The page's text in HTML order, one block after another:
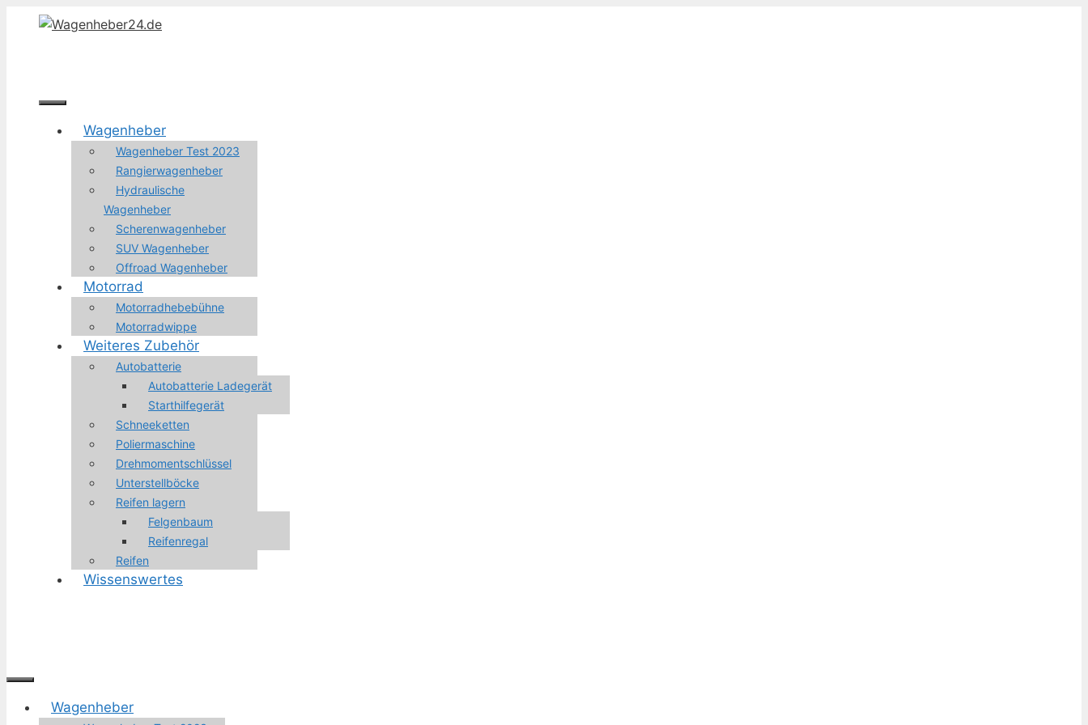
Menü
Wagenheber
Wagenheber Test 2023
Rangierwagenheber
Hydraulische
Wagenheber
Scherenwagenheber
SUV Wagenheber
Offroad Wagenheber
Motorrad
Motorradhebebühne
Motorradwippe
Weiteres Zubehör
Autobatterie
Autobatterie Ladegerät
Starthilfegerät
Schneeketten
Poliermaschine
Drehmomentschlüssel
Unterstellböcke
Reifen lagern
Felgenbaum
Reifenregal
Reifen
Wissenswertes
Menü
Wagenheber